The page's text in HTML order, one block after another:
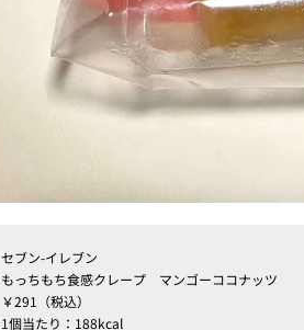
セブン-イレブン
もっちもち食感クレープ マンゴーココナッツ
￥291（税込）
1個当たり：188kcal